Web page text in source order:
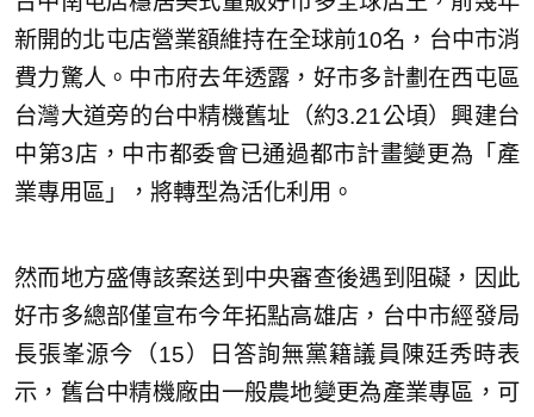
新開的北屯店營業額維持在全球前10名，台中市消
費力驚人。中市府去年透露，好市多計劃在西屯區
台灣大道旁的台中精機舊址（約3.21公頃）興建台
中第3店，中市都委會已通過都市計畫變更為「產
業專用區」，將轉型為活化利用。
然而地方盛傳該案送到中央審查後遇到阻礙，因此
好市多總部僅宣布今年拓點高雄店，台中市經發局
長張峯源今（15）日答詢無黨籍議員陳廷秀時表
示，舊台中精機廠由一般農地變更為產業專區，可